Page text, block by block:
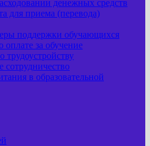
денежных средств
для приема (перевода)
поддержки обучающихся
оплате за обучение
трудоустройству
в образовательной